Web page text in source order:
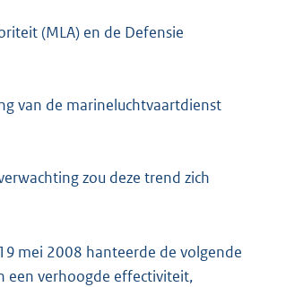
(MLA) en de Defensie
van de marineluchtvaartdienst
zou deze trend zich
mei 2008 hanteerde de volgende
een verhoogde effectiviteit,